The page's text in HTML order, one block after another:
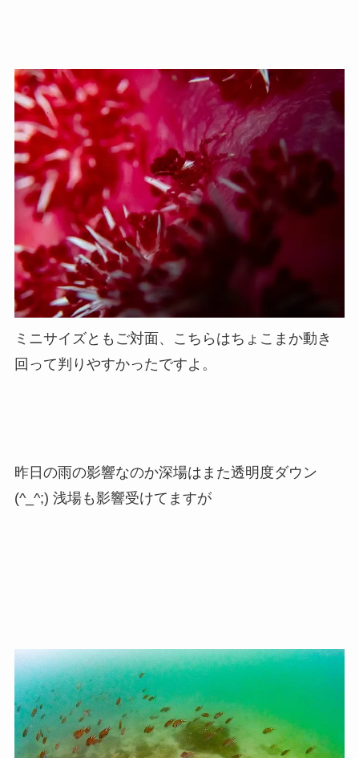
ミニサイズともご対面、こちらはちょこまか動き
回って判りやすかったですよ。
昨日の雨の影響なのか深場はまた透明度ダウン
(^_^;) 浅場も影響受けてますが